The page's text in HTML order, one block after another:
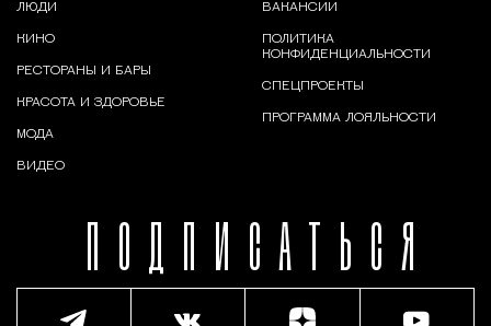
ПОДПИСАТЬСЯ
ЛЮДИ
КИНО
РЕСТОРАНЫ И БАРЫ
КРАСОТА И ЗДОРОВЬЕ
МОДА
ВИДЕО
ВАКАНСИИ
ПОЛИТИКА
КОНФИДЕНЦИАЛЬНОСТИ
СПЕЦПРОЕКТЫ
ПРОГРАММА ЛОЯЛЬНОСТИ